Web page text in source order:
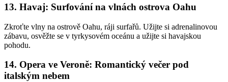
13. Havaj: Surfování na vlnách ostrova Oahu
Zkroťte vlny na ostrově Oahu, ráji surfařů. Užijte si adrenalinovou
zábavu, osvěžte se v tyrkysovém oceánu a užijte si havajskou
pohodu.
14. Opera ve Veroně: Romantický večer pod
italským nebem